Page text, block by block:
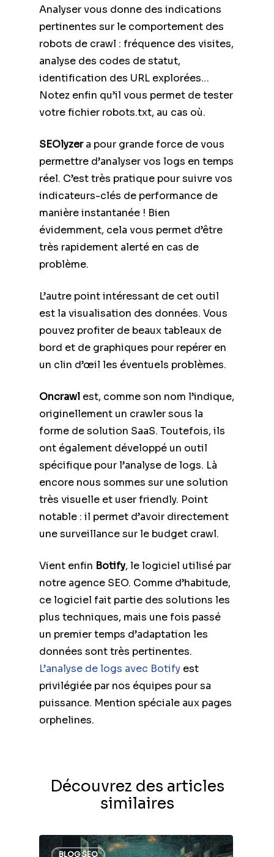
Analyser vous donne des indications
pertinentes sur le comportement des
robots de crawl : fréquence des visites,
analyse des codes de statut,
identification des URL explorées…
Notez enfin qu’il vous permet de tester
votre fichier robots.txt, au cas où.
SEOlyzera pour grande force de vous
permettre d’analyser vos logs en temps
réel. C’est très pratique pour suivre vos
indicateurs-clés de performance de
manière instantanée ! Bien
évidemment, cela vous permet d’être
très rapidement alerté en cas de
problème.
L’autre point intéressant de cet outil
est la visualisation des données. Vous
pouvez profiter de beaux tableaux de
bord et de graphiques pour repérer en
un clin d’œil les éventuels problèmes.
Oncrawl est, comme son nom l’indique,
originellement un crawler sous la
forme de solution SaaS. Toutefois, ils
ont également développé un outil
spécifique pour l’analyse de logs. Là
encore nous sommes sur une solution
très visuelle et user friendly. Point
notable : il permet d’avoir directement
une surveillance sur le budget crawl.
Vient enfin Botify, le logiciel utilisé par
notre agence SEO. Comme d’habitude,
ce logiciel fait partie des solutions les
plus techniques, mais une fois passé
un premier temps d’adaptation les
données sont très pertinentes.
L’analyse de logs avec Botify est
privilégiée par nos équipes pour sa
puissance. Mention spéciale aux pages
orphelines.
Découvrez des articles
similaires
BLOG SEO